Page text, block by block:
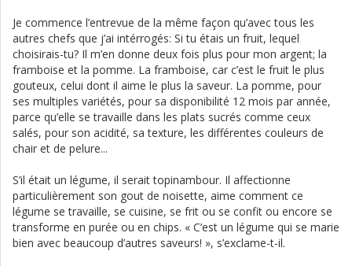
Je commence l’entrevue de la même façon qu’avec tous les
autres chefs que j’ai intérrogés: Si tu étais un fruit, lequel
choisirais-tu? Il m’en donne deux fois plus pour mon argent; la
framboise et la pomme. La framboise, car c’est le fruit le plus
gouteux, celui dont il aime le plus la saveur. La pomme, pour
ses multiples variétés, pour sa disponibilité 12 mois par année,
parce qu’elle se travaille dans les plats sucrés comme ceux
salés, pour son acidité, sa texture, les différentes couleurs de
chair et de pelure...
S’il était un légume, il serait topinambour. Il affectionne
particulièrement son gout de noisette, aime comment ce
légume se travaille, se cuisine, se frit ou se confit ou encore se
transforme en purée ou en chips. « C’est un légume qui se marie
bien avec beaucoup d’autres saveurs! », s’exclame-t-il.